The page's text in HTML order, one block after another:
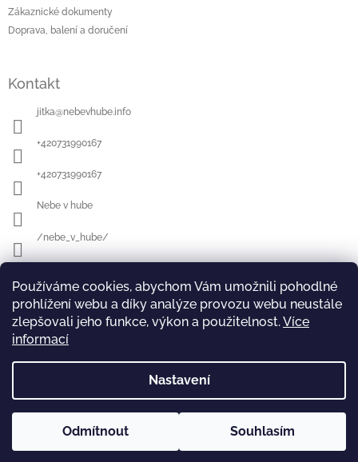
Používáme cookies, abychom Vám umožnili pohodlné
prohlížení webu a díky analýze provozu webu neustále
zlepšovali jeho funkce, výkon a použitelnost.Více
informací
Nastavení
Odmítnout Souhlasím
Zákaznické dokumenty
Doprava, balení a doručení
Kontakt
jitka@nebevhube.info
+420731990167
+420731990167
Nebe v hube
/nebe_v_hube/
Přijímáme online platby
TRHY a AKCE Pečení na neděli
Vytvořil Shoptet Copyright 2026
. Všechna práva vyhrazena.
Upravit nastavení cookies